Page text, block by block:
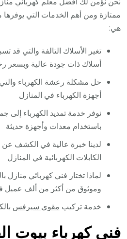
ممتازة ومن أهم الخدمات التي
هي:
تغير الأسلاك التالفة والتي
أسلاك ذات جودة عالية وبسعر
حل مشكلة رعشة الكهرباء
أجهزة الكهرباء في المنازل
نوفر خدمة تمديد الكهرباء إلى
باستخدام معدات وأجهزة حديثة
لدينا خبرة عالية في الكشف
الكابلات الكهربائية في المنازل
لماذا تختار فني كهربائي منازل
وموثوق من أكثر من ألف عميل
خدمة تركيب مقوي سيرفس
فني كهرباء بيوت